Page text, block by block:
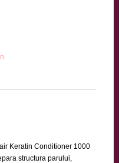
Keratin Conditioner 1000
structura parului,